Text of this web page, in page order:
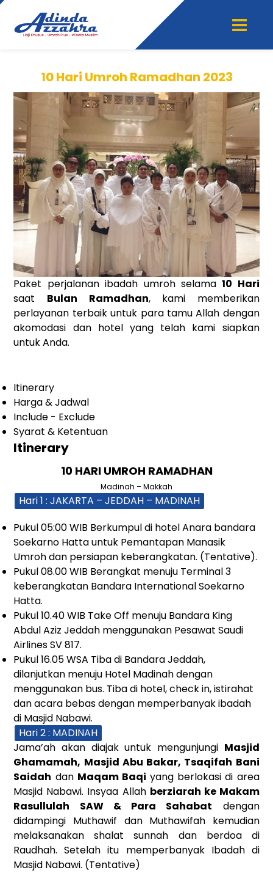
10 Hari Umroh Ramadhan 2023
Paket perjalanan ibadah umroh selama10 Hari
saat Bulan Ramadhan, kami memberikan
perlayanan terbaik untuk para tamu Allah dengan
akomodasi dan hotel yang telah kami siapkan
untuk Anda.
Itinerary
Harga & Jadwal
Include - Exclude
Syarat & Ketentuan
Itinerary
10 HARI UMROH RAMADHAN
Madinah – Makkah
Hari 1 : JAKARTA – JEDDAH – MADINAH
Pukul 05:00 WIB Berkumpul di hotel Anara bandara
Soekarno Hatta untuk Pemantapan Manasik
Umroh dan persiapan keberangkatan. (Tentative).
Pukul 08.00 WIB Berangkat menuju Terminal 3
keberangkatan Bandara International Soekarno
Hatta.
Pukul 10.40 WIB Take Off menuju Bandara King
Abdul Aziz Jeddah menggunakan Pesawat Saudi
Airlines SV 817.
Pukul 16.05 WSA Tiba di Bandara Jeddah,
dilanjutkan menuju Hotel Madinah dengan
menggunakan bus. Tiba di hotel, check in, istirahat
dan acara bebas dengan memperbanyak ibadah
di Masjid Nabawi.
Hari 2 : MADINAH
Jama’ah akan diajak untuk mengunjungi Masjid
Ghamamah, Masjid Abu Bakar, Tsaqifah Bani
Saidah dan Maqam Baqi yang berlokasi di area
Masjid Nabawi. Insyaa Allah berziarah ke Makam
Rasullulah SAW & Para Sahabat dengan
didampingi Muthawif dan Muthawifah kemudian
melaksanakan shalat sunnah dan berdoa di
Raudhah. Setelah itu memperbanyak Ibadah di
Masjid Nabawi. (Tentative)